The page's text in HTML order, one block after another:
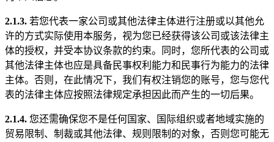
2.1.3. 若您代表一家公司或其他法律主体进行注册或以其他允
许的方式实际使用本服务，视为您已经获得该公司或该法律主
体的授权，并受本协议条款的约束。同时，您所代表的公司或
其他法律主体也应是具备民事权利能力和民事行为能力的法律
主体。否则，在此情况下，我们有权注销您的账号，您与您代
表的法律主体应按照法律规定承担因此而产生的一切后果。
2.1.4. 您还需确保您不是任何国家、国际组织或者地域实施的
贸易限制、制裁或其他法律、规则限制的对象，否则您可能无